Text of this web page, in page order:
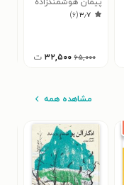
پیمان هوشمندزاده
۳٫۷(۶)
۶۵,۰۰۰ ۳۲,۵۰۰ ت
مشاهده همه